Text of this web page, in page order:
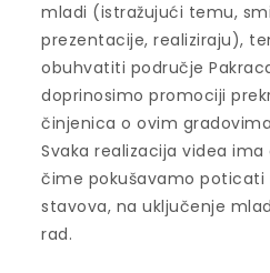
mladi (istražujući temu,
prezentacije, realiziraju),
obuhvatiti područje
doprinosimo promociji
činjenica o ovim
Svaka realizacija videa
čime pokušavamo poticati
stavova, na uključenje
rad.